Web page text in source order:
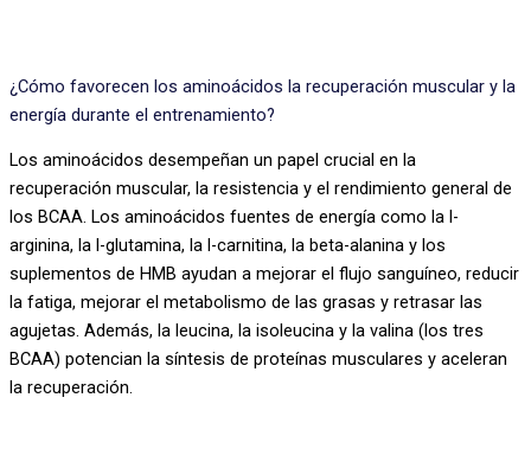
¿Cómo favorecen los aminoácidos la recuperación muscular y la
energía durante el entrenamiento?
Los aminoácidos desempeñan un papel crucial en la
recuperación muscular, la resistencia y el rendimiento general de
los BCAA. Los aminoácidos fuentes de energía como la l-
arginina, la l-glutamina, la l-carnitina, la beta-alanina y los
suplementos de HMB ayudan a mejorar el flujo sanguíneo, reducir
la fatiga, mejorar el metabolismo de las grasas y retrasar las
agujetas. Además, la leucina, la isoleucina y la valina (los tres
BCAA) potencian la síntesis de proteínas musculares y aceleran
la recuperación.